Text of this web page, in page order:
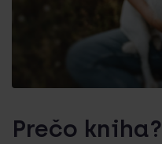
Prečo kniha?